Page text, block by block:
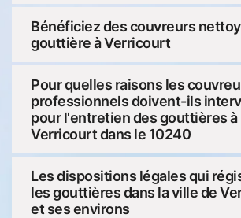
Bénéficiez des couvreurs
gouttière à Verricourt
Pour quelles raisons les
professionnels doivent-ils
pour l'entretien des gouttières à
Verricourt dans le 10240
Les dispositions légales qui
les gouttières dans la ville de
et ses environs